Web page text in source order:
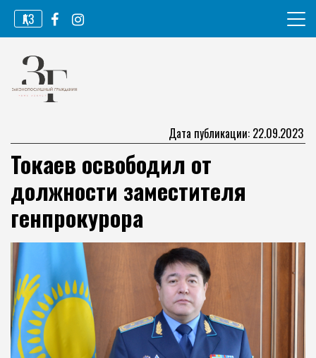
Перейти
содержимому
ҚАЗ
Законопослушный гражданин
Дата публикации: 22.09.2023
Токаев освободил от
должности заместителя
генпрокурора